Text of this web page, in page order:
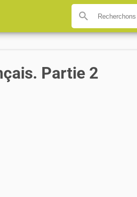
search
Partie 2